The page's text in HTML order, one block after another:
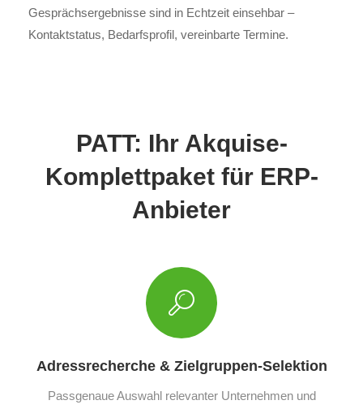
Gesprächsergebnisse sind in Echtzeit einsehbar –
Kontaktstatus, Bedarfsprofil, vereinbarte Termine.
PATT: Ihr Akquise-
Komplettpaket für ERP-
Anbieter
Adressrecherche & Zielgruppen-Selektion
Passgenaue Auswahl relevanter Unternehmen und